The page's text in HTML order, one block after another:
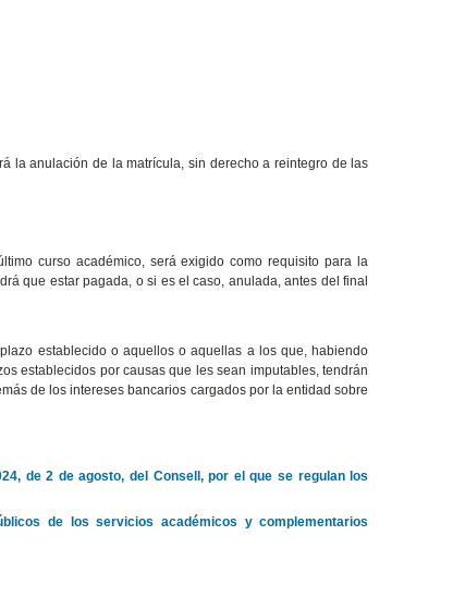
la anulación de la matrícula, sin derecho a reintegro de las
curso académico, será exigido como requisito para la
que estar pagada, o si es el caso, anulada, antes del final
establecido o aquellos o aquellas a los que, habiendo
establecidos por causas que les sean imputables, tendrán
de los intereses bancarios cargados por la entidad sobre
de 2 de agosto, del Consell, por el que se regulan los
de los servicios académicos y complementarios